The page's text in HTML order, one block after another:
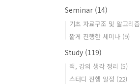
Seminar (14)
기초 자료구조 및 알고리즘
짧게 진행한 세미나 (9)
Study (119)
책, 강의 생각 정리 (5)
스터디 진행 일정 (22)